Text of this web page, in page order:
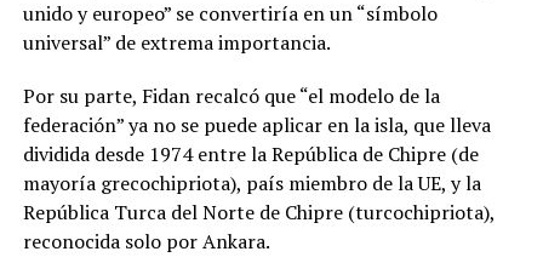
unido y europeo” se convertiría en un “símbolo
universal” de extrema importancia.
Por su parte, Fidan recalcó que “el modelo de la
federación” ya no se puede aplicar en la isla, que lleva
dividida desde 1974 entre la República de Chipre (de
mayoría grecochipriota), país miembro de la UE, y la
República Turca del Norte de Chipre (turcochipriota),
reconocida solo por Ankara.